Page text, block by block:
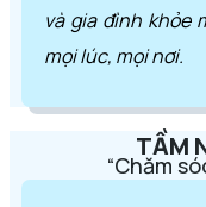
và gia đình khỏe
mọi lúc, mọi nơi.
TẦM
“Chăm